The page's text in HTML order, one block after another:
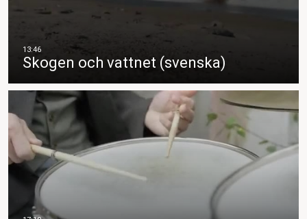
Skogen och vattnet (svenska)